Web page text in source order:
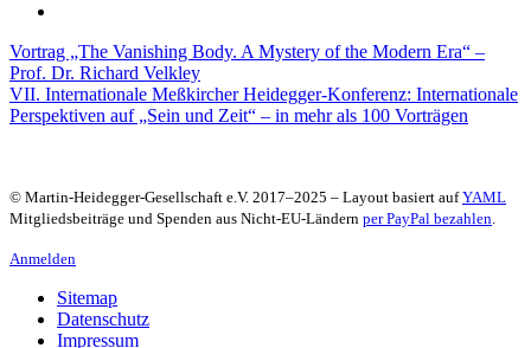
Beitragsnavigation
Vortrag „The Vanishing Body. A Mystery of the Modern Era“ –
Prof. Dr. Richard Velkley
VII. Internationale Meßkircher Heidegger-Konferenz: Internationale
Perspektiven auf „Sein und Zeit“ – in mehr als 100 Vorträgen
© Martin-Heidegger-Gesellschaft e.V. 2017–2025 – Layout basiert aufYAML
Mitgliedsbeiträge und Spenden aus Nicht-EU-Ländern per PayPal bezahlen
Anmelden
Sitemap
Datenschutz
Impressum